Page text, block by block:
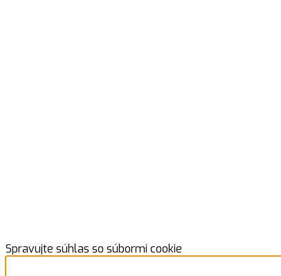
Spravujte súhlas so súbormi cookie